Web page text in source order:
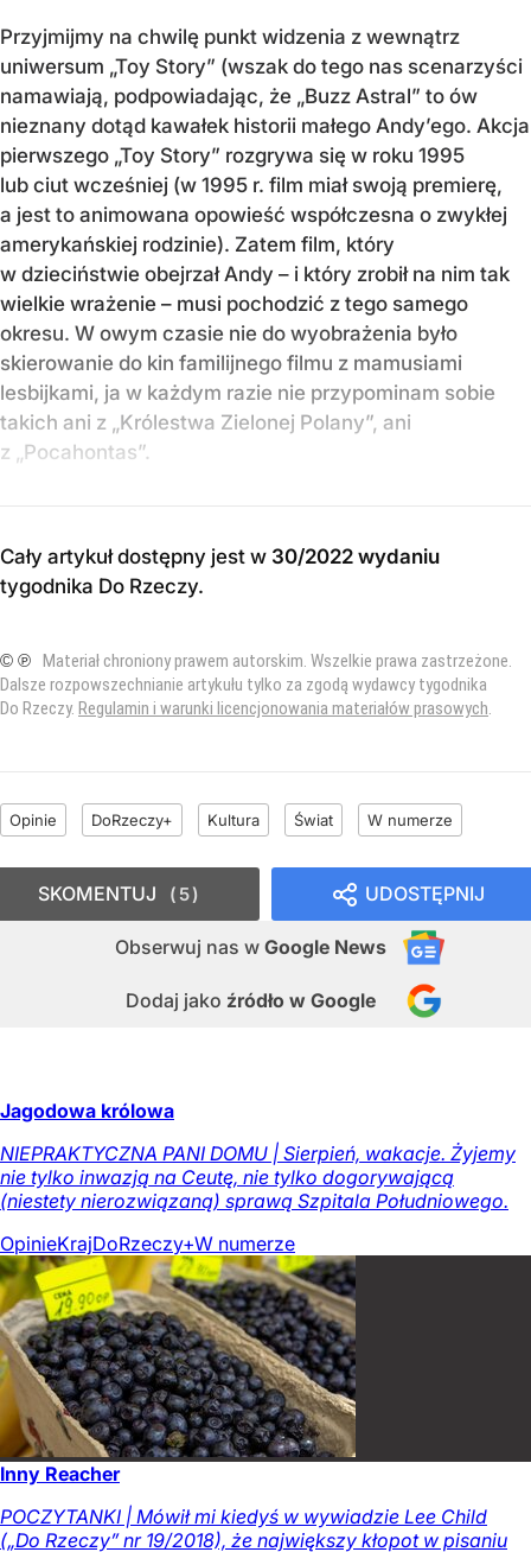
Przyjmijmy na chwilę punkt widzenia z wewnątrz
uniwersum „Toy Story” (wszak do tego nas scenarzyści
namawiają, podpowiadając, że „Buzz Astral” to ów
nieznany dotąd kawałek historii małego Andy’ego. Akcja
pierwszego „Toy Story” rozgrywa się w roku 1995
lub ciut wcześniej (w 1995 r. film miał swoją premierę,
a jest to animowana opowieść współczesna o zwykłej
amerykańskiej rodzinie). Zatem film, który
w dzieciństwie obejrzał Andy – i który zrobił na nim tak
wielkie wrażenie – musi pochodzić z tego samego
okresu. W owym czasie nie do wyobrażenia było
skierowanie do kin familijnego filmu z mamusiami
lesbijkami, ja w każdym razie nie przypominam sobie
takich ani z „Królestwa Zielonej Polany”, ani
z „Pocahontas”.
Cały artykuł dostępny jest w 30/2022 wydaniu
tygodnika Do Rzeczy.
© ℗ Materiał chroniony prawem autorskim. Wszelkie prawa zastrzeżone.
Dalsze rozpowszechnianie artykułu tylko za zgodą wydawcy tygodnika
Do Rzeczy. Regulamin i warunki licencjonowania materiałów prasowych.
Opinie DoRzeczy+ Kultura Świat W numerze
UDOSTĘPNIJ
Obserwuj nas w Google News
Dodaj jako źródło w Google
SKOMENTUJ 5
Jagodowa królowa
NIEPRAKTYCZNA PANI DOMU | Sierpień, wakacje. Żyjemy
nie tylko inwazją na Ceutę, nie tylko dogorywającą
(niestety nierozwiązaną) sprawą Szpitala Południowego.
OpinieKrajDoRzeczy+W numerze
Inny Reacher
POCZYTANKI | Mówił mi kiedyś w wywiadzie Lee Child
(„Do Rzeczy” nr 19/2018), że największy kłopot w pisaniu